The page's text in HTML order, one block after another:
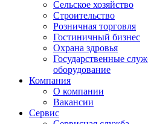
Сельское хозяйство
Строительство
Розничная торговля
Гостиничный бизнес
Охрана здровья
Государственные
оборудование
Компания
О компании
Вакансии
Сервис